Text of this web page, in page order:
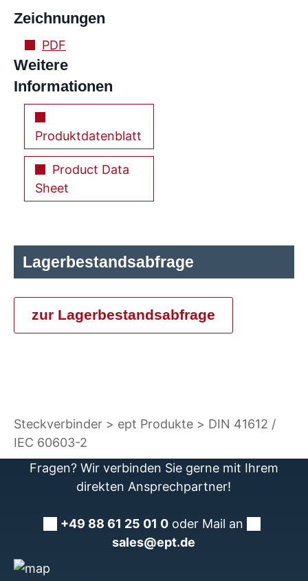
Zeichnungen
PDF
Weitere
Informationen
Produktdatenblatt
Product Data
Sheet
Lagerbestandsabfrage
zur Lagerbestandsabfrage
Steckverbinder ept Produkte
DIN 41612 /
IEC 60603-2
Fragen? Wir verbinden Sie gerne mit Ihrem
direkten Ansprechpartner!
+49 88 61 25 01 0 oder Mail an
sales@ept.de